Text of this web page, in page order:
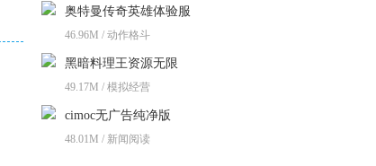
奥特曼传奇英雄体验服
46.96M / 动作格斗
黑暗料理王资源无限
49.17M / 模拟经营
cimoc无广告纯净版
48.01M / 新闻阅读